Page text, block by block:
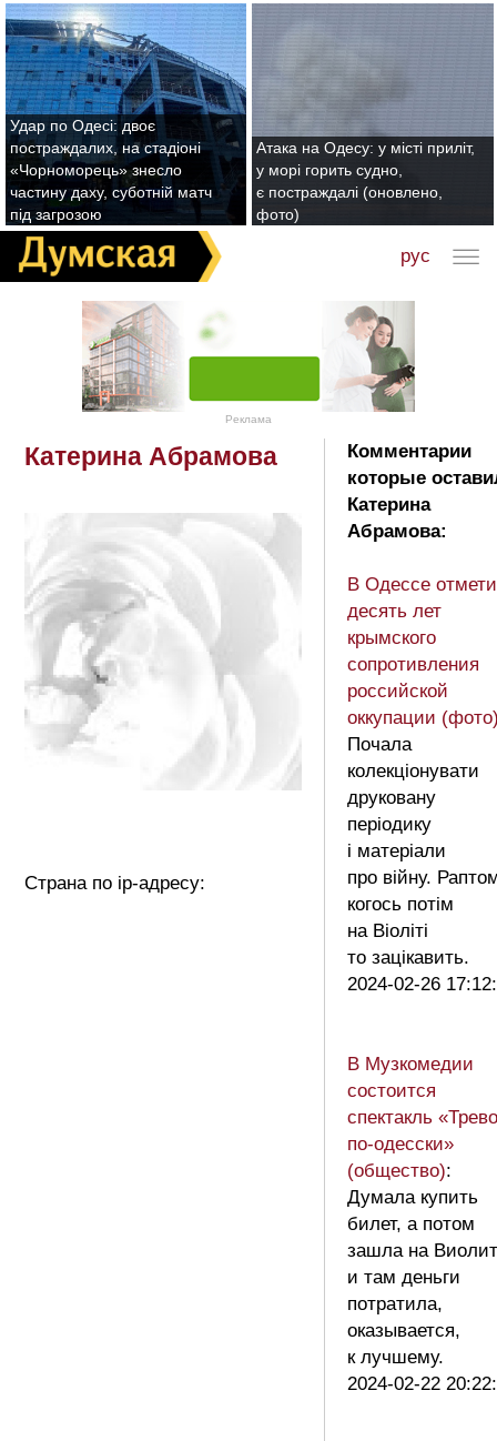
Удар по Одесі: двоє
постраждалих, на стадіоні
«Чорноморець» знесло
частину даху, суботній матч
під загрозою
Атака на Одесу: у місті приліт,
у морі горить судно,
є постраждалі (оновлено,
фото)
рус
Реклама
Катерина Абрамова
Страна по ip-адресу:
Комментарии
которые
Катерина
Абрамова:
В Одессе
десять лет
крымского
сопротивления
российской
оккупации
Почала
колекціонувати
друковану
періодику
і матеріали
про війну.
когось потім
на Віоліті
то зацікавить.
2024-02-26
В Музкомедии
состоится
спектакль
по-одесски»
(общество):
Думала купить
билет, а потом
зашла на
и там деньги
потратила,
оказывается,
к лучшему.
2024-02-22